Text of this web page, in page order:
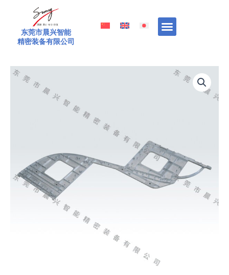
东莞市晨兴智能
精密装备有限公司